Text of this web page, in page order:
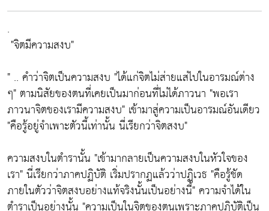
.
"จิตมีความสงบ"
" .. คำว่าจิตเป็นความสงบ "ได้แก่จิตไม่ส่ายแส่ไปในอารมณ์ต่าง
ๆ"ตามนิสัยของตนที่เคยเป็นมาก่อนที่ไม่ได้ภาวนา "พอเรา
ภาวนาจิตของเรามีความสงบ" เข้ามาสู่ความเป็นอารมณ์อันเดียว
"คือรู้อยู่จำเพาะตัวนี้เท่านั้น นี่เรียกว่าจิตสงบ"
ความสงบในตำรานั้น "เข้ามากลายเป็นความสงบในหัวใจของ
เรา"นี่เรียกว่าภาคปฏิบัติ เริ่มปรากฏแล้วว่าปฏิเวธ "คือรู้ชัด
ภายในตัวว่าจิตสงบอย่างแท้จริงนั้นเป็นอย่างนี้"ความจำได้ใน